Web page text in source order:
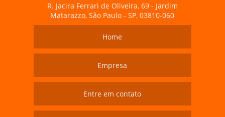
R. Jacira Ferrari de Oliveira, 69 - Jardim
Matarazzo, São Paulo - SP, 03810-060
Home
Empresa
Entre em contato